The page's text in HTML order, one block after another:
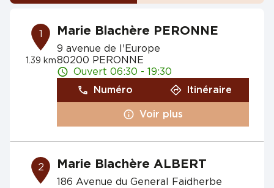
1
1.39 km
Marie Blachère PERONNE
9 avenue de l'Europe
80200 PERONNE
Ouvert 06:30 - 19:30
Numéro
Itinéraire
Voir plus
2 Marie Blachère ALBERT
186 Avenue du General Faidherbe